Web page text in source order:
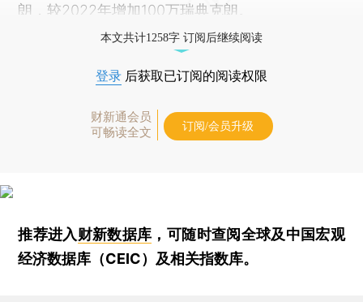
朗，较2022年增加100万瑞典克朗。
本文共计1258字 订阅后继续阅读
登录 后获取已订阅的阅读权限
财新通会员
可畅读全文
订阅/会员升级
推荐进入财新数据库 ，可随时查阅全球及中国宏观
经济数据库（CEIC）及相关指数库。